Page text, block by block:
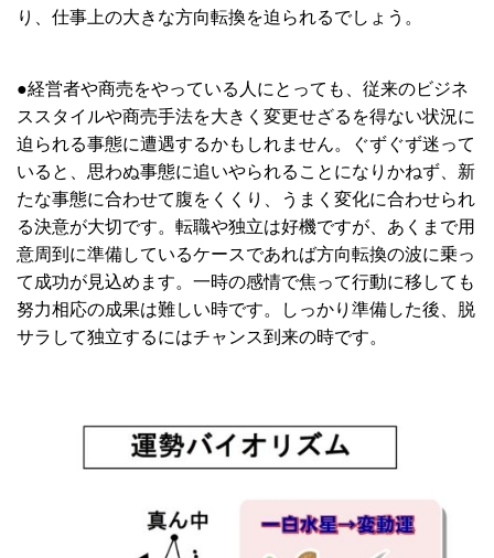
り、仕事上の大きな方向転換を迫られるでしょう。
●経営者や商売をやっている人にとっても、従来のビジネ
ススタイルや商売手法を大きく変更せざるを得ない状況に
迫られる事態に遭遇するかもしれません。ぐずぐず迷って
いると、思わぬ事態に追いやられることになりかねず、新
たな事態に合わせて腹をくくり、うまく変化に合わせられ
る決意が大切です。転職や独立は好機ですが、あくまで用
意周到に準備しているケースであれば方向転換の波に乗っ
て成功が見込めます。一時の感情で焦って行動に移しても
努力相応の成果は難しい時です。しっかり準備した後、脱
サラして独立するにはチャンス到来の時です。